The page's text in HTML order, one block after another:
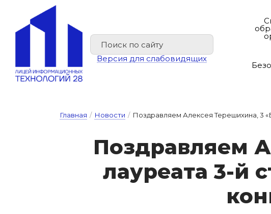
Версия для слабовидящих
Главная / Новости / Поздравляем Алексея Терешихина, 3
Поз­драв­ля­ем
ла­у­ре­а­та 3-й